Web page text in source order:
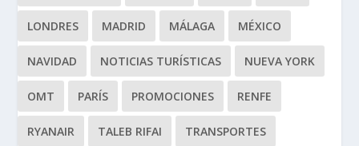
LONDRES MADRID MÁLAGA MÉXICO
NAVIDAD NOTICIAS TURÍSTICAS NUEVA YORK
OMT PARÍS PROMOCIONES RENFE
RYANAIR TALEB RIFAI TRANSPORTES